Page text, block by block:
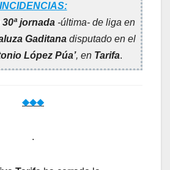
INCIDENCIAS:
30ª jornada -última- de liga en
Gaditana disputado en el
López Púa’, en Tarifa.
◆◆◆
.